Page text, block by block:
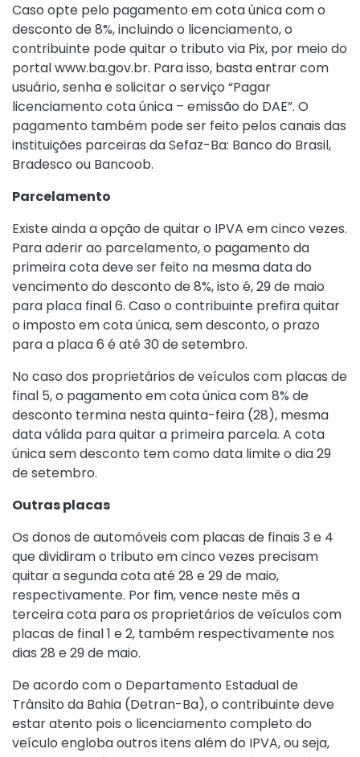
Caso opte pelo pagamento em cota única com o
desconto de 8%, incluindo o licenciamento, o
contribuinte pode quitar o tributo via Pix, por meio do
portal www.ba.gov.br. Para isso, basta entrar com
usuário, senha e solicitar o serviço “Pagar
licenciamento cota única – emissão do DAE”. O
pagamento também pode ser feito pelos canais das
instituições parceiras da Sefaz-Ba: Banco do Brasil,
Bradesco ou Bancoob.
Parcelamento
Existe ainda a opção de quitar o IPVA em cinco vezes.
Para aderir ao parcelamento, o pagamento da
primeira cota deve ser feito na mesma data do
vencimento do desconto de 8%, isto é, 29 de maio
para placa final 6. Caso o contribuinte prefira quitar
o imposto em cota única, sem desconto, o prazo
para a placa 6 é até 30 de setembro.
No caso dos proprietários de veículos com placas de
final 5, o pagamento em cota única com 8% de
desconto termina nesta quinta-feira (28), mesma
data válida para quitar a primeira parcela. A cota
única sem desconto tem como data limite o dia 29
de setembro.
Outras placas
Os donos de automóveis com placas de finais 3 e 4
que dividiram o tributo em cinco vezes precisam
quitar a segunda cota até 28 e 29 de maio,
respectivamente. Por fim, vence neste mês a
terceira cota para os proprietários de veículos com
placas de final 1 e 2, também respectivamente nos
dias 28 e 29 de maio.
De acordo com o Departamento Estadual de
Trânsito da Bahia (Detran-Ba), o contribuinte deve
estar atento pois o licenciamento completo do
veículo engloba outros itens além do IPVA, ou seja,